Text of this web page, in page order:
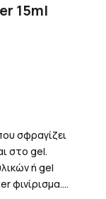
15ml
σφραγίζει
στο gel.
ή gel
φινίρισμα....